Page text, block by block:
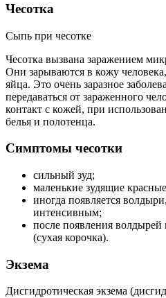
Чесотка
Сыпь при чесотке
Чесотка вызвана заражением
Они зарываются в кожу
яйца. Это очень заразное
передаваться от зараженного
контакт с кожей, при
белья и полотенца.
Симптомы чесотки
сильный зуд;
маленькие зудящие
иногда появляется
интенсивным;
после появления волдырей
(сухая корочка).
Экзема
Дисгидротическая экзема